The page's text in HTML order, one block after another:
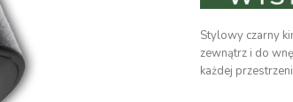
Stylowy czarny
zewnątrz i do
każdej